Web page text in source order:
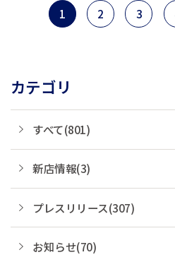
社：東京都中
伊藤孝彦、以
1 2 3
カテゴリ
すべて(801)
新店情報(3)
プレスリリース(307)
お知らせ(70)